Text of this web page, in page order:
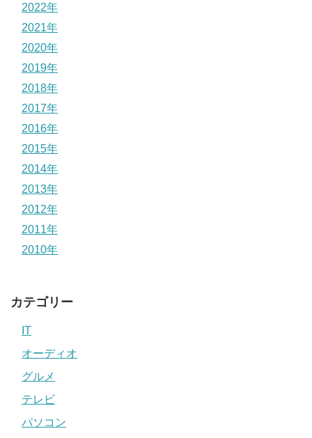
2022年
2021年
2020年
2019年
2018年
2017年
2016年
2015年
2014年
2013年
2012年
2011年
2010年
カテゴリー
IT
オーディオ
グルメ
テレビ
パソコン